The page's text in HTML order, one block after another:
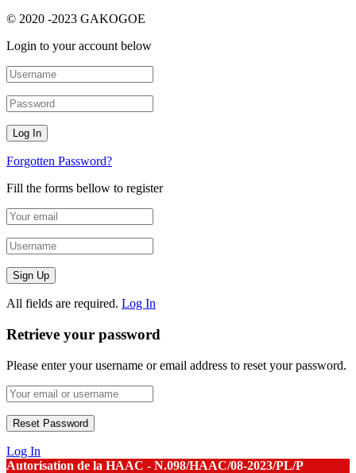
© 2020 -2023 GAKOGOE
Login to your account below
Forgotten Password?
Fill the forms bellow to register
All fields are required. Log In
Retrieve your password
Please enter your username or email address to reset your password.
Log In
Autorisation de la HAAC - N.098/HAAC/08-2023/PL/P